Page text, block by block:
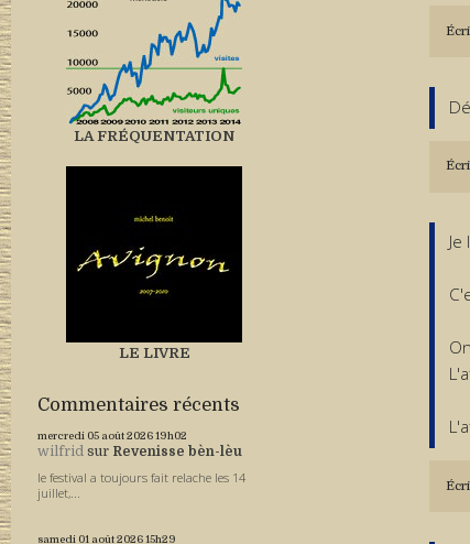
LA FRÉQUENTATION
LE LIVRE
Commentaires récents
mercredi 05 août 2026 19h02
wilfrid sur Revenisse bèn-lèu
le festival a toujours fait relache les 14
juillet,...
samedi 01 août 2026 15h29